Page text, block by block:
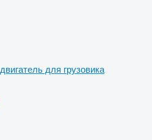
двигатель для грузовика